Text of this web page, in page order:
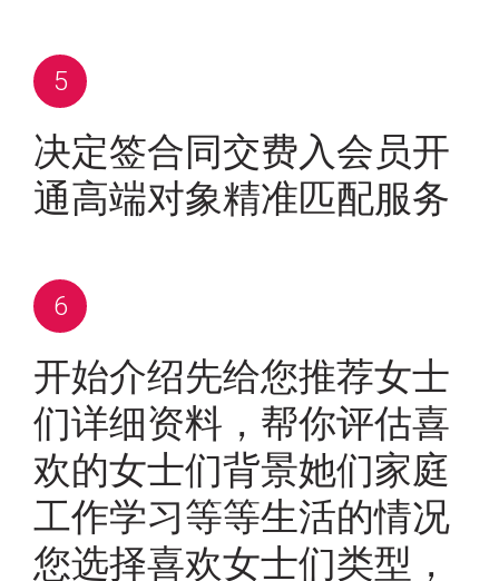
决定签合同交费入会员开
通高端对象精准匹配服务
开始介绍先给您推荐女士
们详细资料，帮你评估喜
欢的女士们背景她们家庭
工作学习等等生活的情况
您选择喜欢女士们类型，